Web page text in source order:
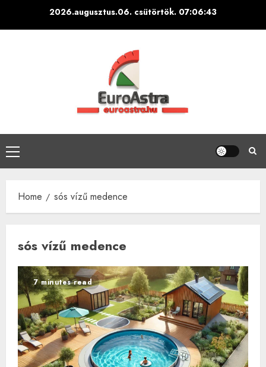
2026.augusztus.06. csütörtök. 07:06:44
Primary
Menu
Home sós vízű medence
sós vízű medence
7 minutes read